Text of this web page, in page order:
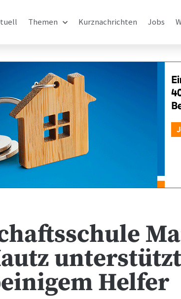
Themen Kurznachrichten Jobs
Helfer